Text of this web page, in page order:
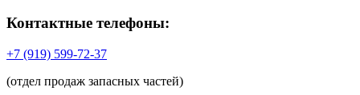
Контактные телефоны:
+7 (919) 599-72-37
(отдел продаж запасных частей)